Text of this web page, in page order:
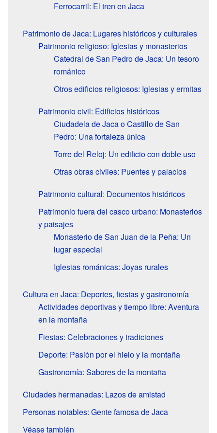
Ferrocarril: El tren en Jaca
Patrimonio de Jaca: Lugares históricos y culturales
Patrimonio religioso: Iglesias y monasterios
Catedral de San Pedro de Jaca: Un tesoro
románico
Otros edificios religiosos: Iglesias y ermitas
Patrimonio civil: Edificios históricos
Ciudadela de Jaca o Castillo de San
Pedro: Una fortaleza única
Torre del Reloj: Un edificio con doble uso
Otras obras civiles: Puentes y palacios
Patrimonio cultural: Documentos históricos
Patrimonio fuera del casco urbano: Monasterios
y paisajes
Monasterio de San Juan de la Peña: Un
lugar especial
Iglesias románicas: Joyas rurales
Cultura en Jaca: Deportes, fiestas y gastronomía
Actividades deportivas y tiempo libre: Aventura
en la montaña
Fiestas: Celebraciones y tradiciones
Deporte: Pasión por el hielo y la montaña
Gastronomía: Sabores de la montaña
Ciudades hermanadas: Lazos de amistad
Personas notables: Gente famosa de Jaca
Véase también